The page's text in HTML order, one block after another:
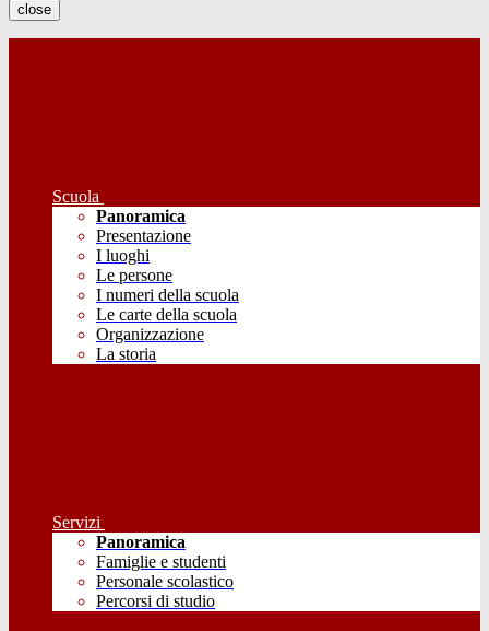
close
Scuola
Panoramica
Presentazione
I luoghi
Le persone
I numeri della scuola
Le carte della scuola
Organizzazione
La storia
Servizi
Panoramica
Famiglie e studenti
Personale scolastico
Percorsi di studio